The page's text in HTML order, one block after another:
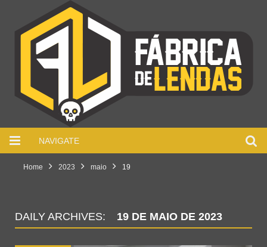
NAVIGATE
Home 2023 maio 19
DAILY ARCHIVES: 19 DE MAIO DE 2023